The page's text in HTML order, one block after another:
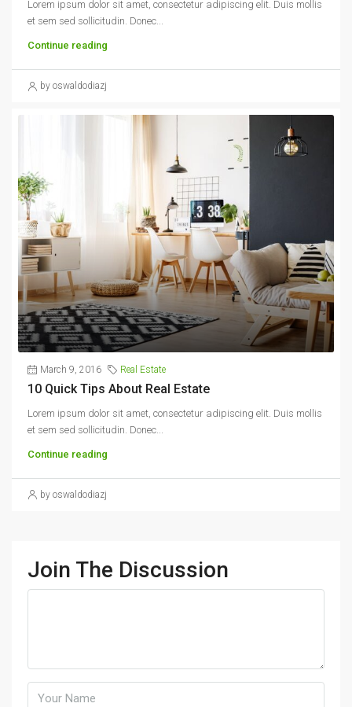
Lorem ipsum dolor sit amet, consectetur adipiscing elit. Duis mollis
et sem sed sollicitudin. Donec...
Continue reading
by oswaldodiazj
March 9, 2016 Real Estate
10 Quick Tips About Real Estate
Lorem ipsum dolor sit amet, consectetur adipiscing elit. Duis mollis
et sem sed sollicitudin. Donec...
Continue reading
by oswaldodiazj
Join The Discussion